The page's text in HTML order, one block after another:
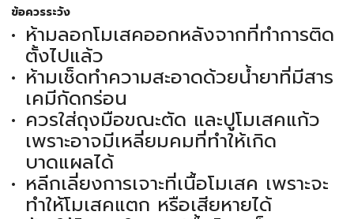
ข้อควรระวัง
ห้ามลอกโมเสคออกหลังจากที่ทำการติด
ตั้งไปแล้ว
ห้ามเช็ดทำความสะอาดด้วยน้ำยาที่มีสาร
เคมีกัดกร่อน
ควรใส่ถุงมือขณะตัด และปูโมเสคแก้ว
เพราะอาจมีเหลี่ยมคมที่ทำให้เกิด
บาดแผลได้
หลีกเลี่ยงการเจาะที่เนื้อโมเสค เพราะจะ
ทำให้โมเสคแตก หรือเสียหายได้